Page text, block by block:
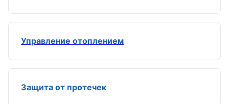
Управление отоплением
Защита от протечек